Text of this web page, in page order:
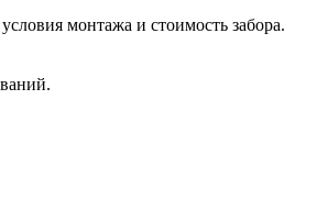
монтажа и стоимость забора.